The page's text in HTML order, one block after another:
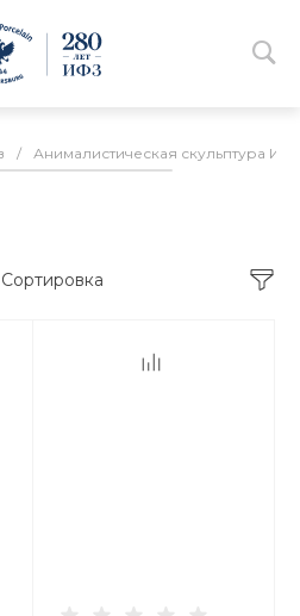
/ Анималистическая скульптура ИФЗ
Сортировка